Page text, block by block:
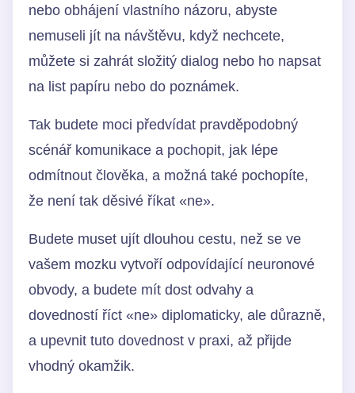
nebo obhájení vlastního názoru, abyste
nemuseli jít na návštěvu, když nechcete,
můžete si zahrát složitý dialog nebo ho napsat
na list papíru nebo do poznámek.
Tak budete moci předvídat pravděpodobný
scénář komunikace a pochopit, jak lépe
odmítnout člověka, a možná také pochopíte,
že není tak děsivé říkat «ne».
Budete muset ujít dlouhou cestu, než se ve
vašem mozku vytvoří odpovídající neuronové
obvody, a budete mít dost odvahy a
dovedností říct «ne» diplomaticky, ale důrazně,
a upevnit tuto dovednost v praxi, až přijde
vhodný okamžik.